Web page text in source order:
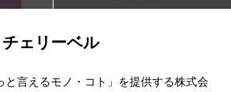
チェリーベル
と言えるモノ・コト」を提供する株式会